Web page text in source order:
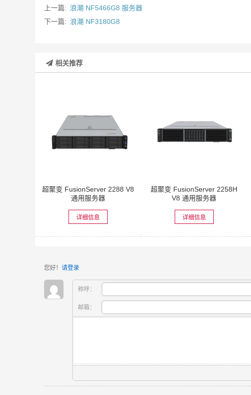
上一篇: 浪潮 NF5466G8 服务器
下一篇: 浪潮 NF3180G8
相关推荐
超聚变 FusionServer 2288 V8
通用服务器
详细信息
超聚变 FusionServer 2258H
V8 通用服务器
详细信息
您好！ 请登录
称呼：
邮箱：